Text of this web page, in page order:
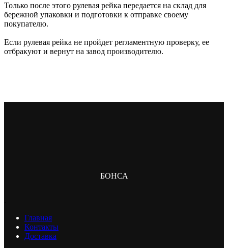
Только после этого рулевая рейка передается на склад для
бережной упаковки и подготовки к отправке своему
покупателю.
Если рулевая рейка не пройдет регламентную проверку, ее
отбракуют и вернут на завод производителю.
БОНСА
Главная
Контакты
Доставка